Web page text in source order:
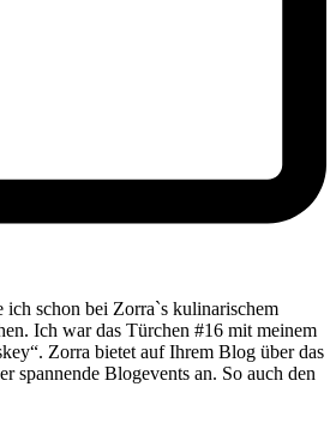
schon bei Zorra`s kulinarischem
Ich war das Türchen #16 mit meinem
Zorra bietet auf Ihrem Blog über das
spannende Blogevents an. So auch den